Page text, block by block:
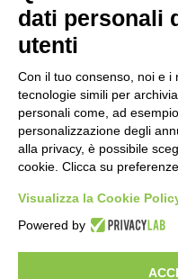
Reale
Nidi
di euro
a
1 giorno
1 giorno
dati personali
utenti
Con il tuo consenso, noi e i
tecnologie simili per
personali come, ad
personalizzazione degli
alla privacy, è possibile
cookie. Clicca su
Visualizza la Cookie
Powered by